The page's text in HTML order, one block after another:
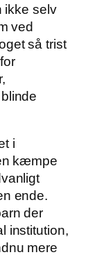
ikke selv
ved
så trist
i
kæmpe
ende.
der
institution,
mere